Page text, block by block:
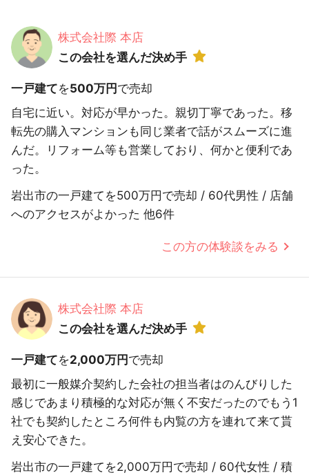
株式会社際 本店
この会社を選んだ決め手
一戸建てを500万円で売却
自宅に近い。対応が早かった。親切丁寧であった。移
転先の購入マンションも同じ業者で話がスムーズに進
んだ。リフォーム等も営業しており、何かと便利であ
った。
岩出市の一戸建てを500万円で売却 / 60代男性 / 店舗
へのアクセスがよかった 他6件
この方の体験談をみる
株式会社際 本店
この会社を選んだ決め手
一戸建てを2,000万円 で売却
最初に一般媒介契約した会社の担当者はのんびりした
感じであまり積極的な対応が無く不安だったのでもう1
社でも契約したところ何件も内覧の方を連れて来て貰
え安心できた。
岩出市の一戸建てを2,000万円で売却 / 60代女性 / 積